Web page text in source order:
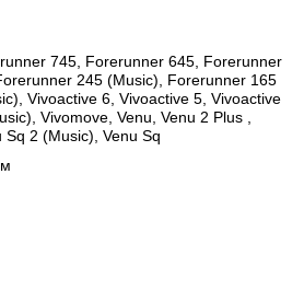
745, Forerunner 645, Forerunner
245 (Music), Forerunner 165
Vivoactive 6, Vivoactive 5, Vivoactive
Vivomove, Venu, Venu 2 Plus ,
Sq 2 (Music), Venu Sq